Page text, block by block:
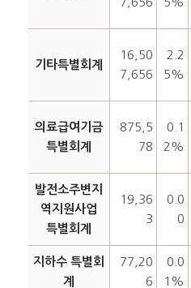
기타특별회계
16,50
7,656
2.2
5%
의료급여기금
특별회계
875,5
78
0.1
2%
발전소주변지
역지원사업
특별회계
19,36
3
0.0
0
지하수 특별회
계
77,20
6
0.0
1%